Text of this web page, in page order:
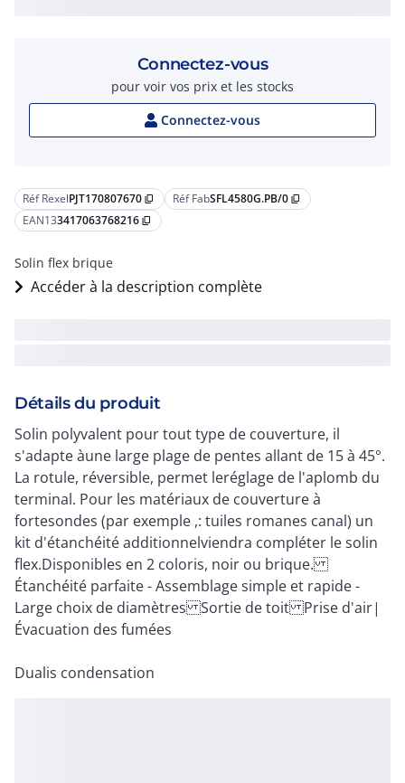
Réf RexelPJT170807670 content_copy Réf FabSFL4580G.PB/0 content_copy
EAN133417063768216 content_copy
Solin flex brique
Accéder à la description complète
Détails du produit
Solin polyvalent pour tout type de couverture, il
s'adapte àune large plage de pentes allant de 15 à 45°.
La rotule, réversible, permet leréglage de l'aplomb du
terminal. Pour les matériaux de couverture à
fortesondes (par exemple ,: tuiles romanes canal) un
kit d'étanchéité additionnelviendra compléter le solin
flex.Disponibles en 2 coloris, noir ou brique.
Étanchéité parfaite - Assemblage simple et rapide -
Large choix de diamètres Sortie de toit Prise d'air|
Évacuation des fumées
Dualis condensation
Connectez-vous
pour voir vos prix et les stocks
Connectez-vous